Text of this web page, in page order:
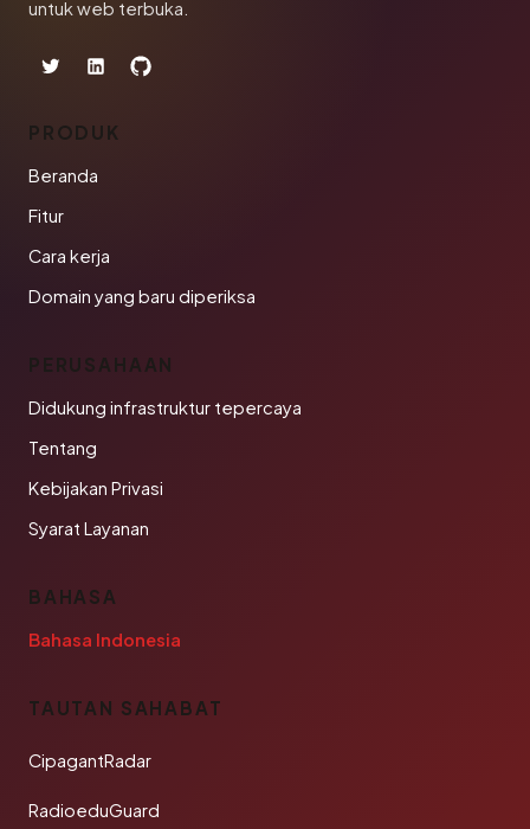
untuk web terbuka.
PRODUK
Beranda
Fitur
Cara kerja
Domain yang baru diperiksa
PERUSAHAAN
Didukung infrastruktur tepercaya
Tentang
Kebijakan Privasi
Syarat Layanan
BAHASA
Bahasa Indonesia
TAUTAN SAHABAT
CipagantRadar
RadioeduGuard